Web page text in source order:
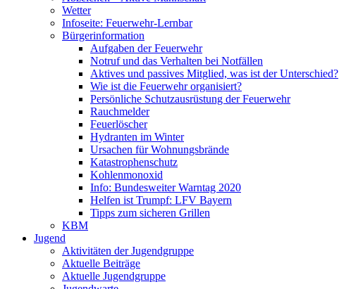
Wetter
Infoseite: Feuerwehr-Lernbar
Bürgerinformation
Aufgaben der Feuerwehr
Notruf und das Verhalten bei Notfällen
Aktives und passives Mitglied, was ist der Unterschied?
Wie ist die Feuerwehr organisiert?
Persönliche Schutzausrüstung der Feuerwehr
Rauchmelder
Feuerlöscher
Hydranten im Winter
Ursachen für Wohnungsbrände
Katastrophenschutz
Kohlenmonoxid
Info: Bundesweiter Warntag 2020
Helfen ist Trumpf: LFV Bayern
Tipps zum sicheren Grillen
KBM
Jugend
Aktivitäten der Jugendgruppe
Aktuelle Beiträge
Aktuelle Jugendgruppe